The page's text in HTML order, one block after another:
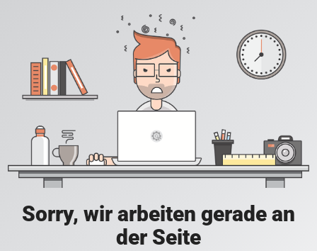
Sorry, wir arbeiten gerade an
der Seite